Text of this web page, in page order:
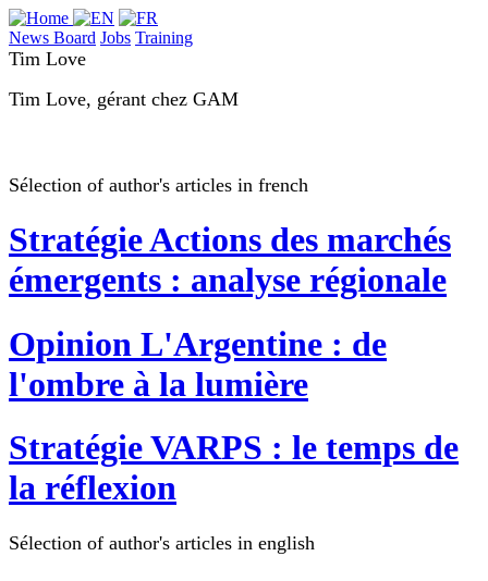
News Board Jobs Training
Tim Love
Tim Love, gérant chez GAM
Sélection of author's articles in french
StratégieActions des marchés
émergents : analyse régionale
Opinion L'Argentine : de
l'ombre à la lumière
StratégieVARPS : le temps de
la réflexion
Sélection of author's articles in english